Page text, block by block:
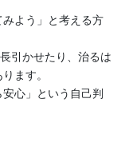
よう」と考える方
引かせたり、治るは
ます。
心」という自己判